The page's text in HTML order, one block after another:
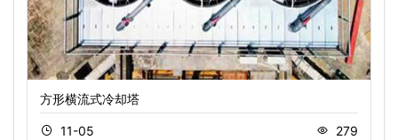
方形横流式冷却塔
11-05 279